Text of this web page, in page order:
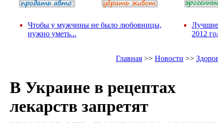
Чтобы у мужчины не было любовницы,
нужно уметь...
Лучшие
2012
Главная >> Новости >>
В Украине в рецептах
лекарств запретят